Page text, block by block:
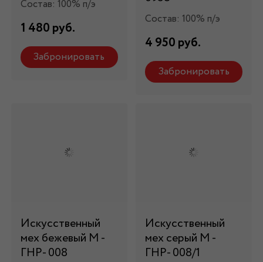
Состав: 100% п/э
1 480 руб.
Забронировать
Состав: 100% п/э
4 950 руб.
Забронировать
Искусственный
мех бежевый М -
ГНР- 008
Искусственный
мех серый М -
ГНР- 008/1